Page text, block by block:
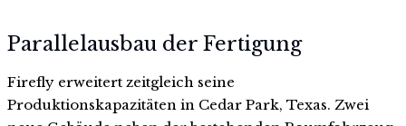
Parallelausbau der Fertigung
Firefly erweitert zeitgleich seine
Produktionskapazitäten in Cedar Park, Texas. Zwei